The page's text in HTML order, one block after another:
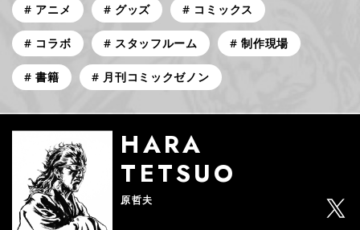
アニメ グッズ コミックス
コラボ スタッフルーム 制作現場
書籍 月刊コミックゼノン
HARA
TETSUO
原哲夫